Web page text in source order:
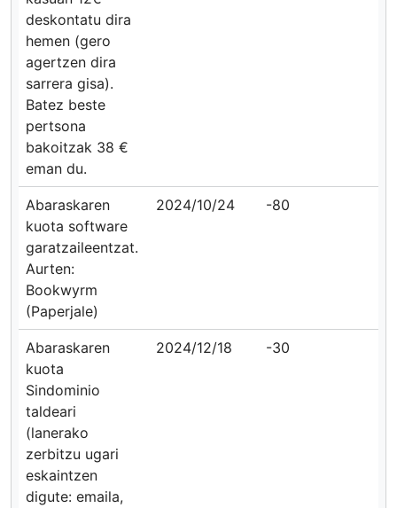
deskontatu dira
hemen (gero
agertzen dira
sarrera gisa).
Batez beste
pertsona
bakoitzak 38 €
eman du.
Abaraskaren
kuota software
garatzaileentzat.
Aurten:
Bookwyrm
(Paperjale)
2024/10/24 -80
Abaraskaren
kuota
Sindominio
taldeari
(lanerako
zerbitzu ugari
eskaintzen
digute: emaila,
2024/12/18 -30